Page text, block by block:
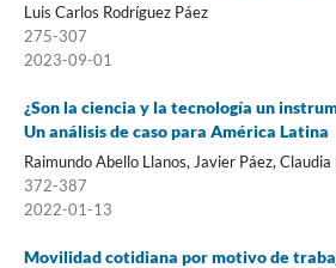
Luis Carlos Rodríguez Páez
275-307
2023-09-01
¿Son la ciencia y la tecnología un
Un análisis de caso para América Latina
Raimundo Abello Llanos, Javier Páez, Claudia
372-387
2022-01-13
Movilidad cotidiana por motivo de